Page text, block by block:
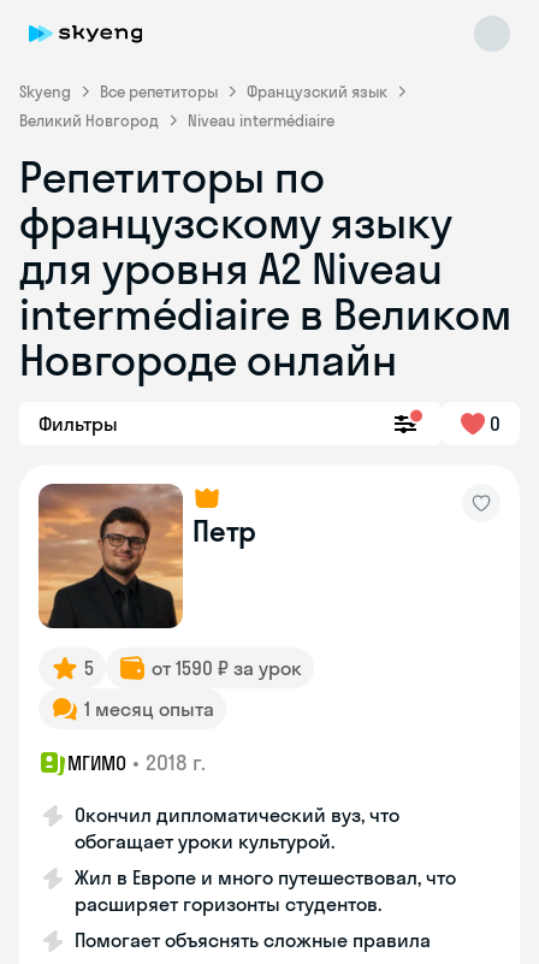
Skyeng Все репетиторы
Французский язык
Великий Новгород
Niveau intermédiaire
Репетиторы по
французскому языку
для уровня A2 Niveau
intermédiaire в Великом
Новгороде онлайн
Фильтры 0
Петр
5
от 1590 ₽ за урок
1 месяц опыта
МГИМО • 2018 г.
Окончил дипломатический вуз, что
обогащает уроки культурой.
Жил в Европе и много путешествовал, что
расширяет горизонты студентов.
Помогает объяснять сложные правила
Skyeng Chat